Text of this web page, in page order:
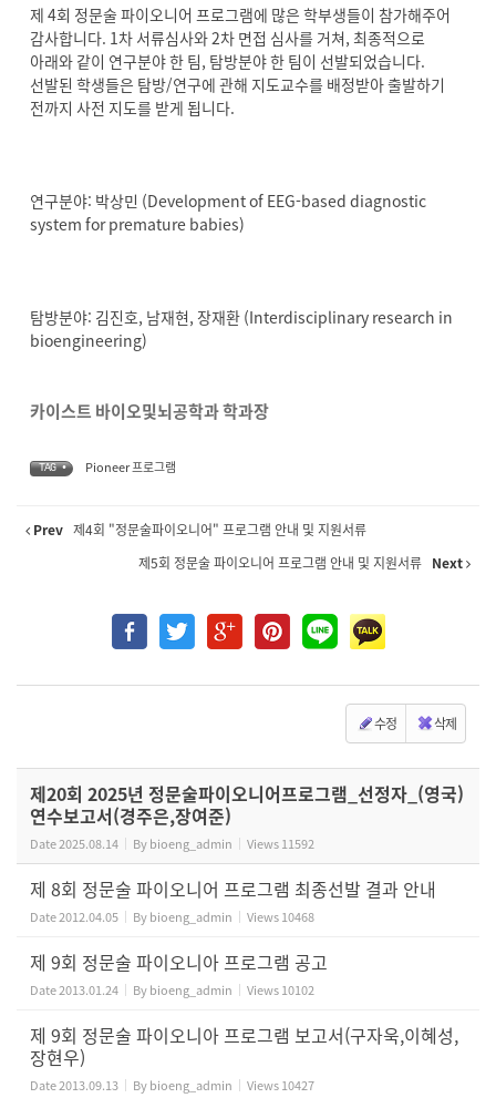
제 4회 정문술 파이오니어 프로그램에 많은 학부생들이 참가해주어
감사합니다. 1차 서류심사와 2차 면접 심사를 거쳐, 최종적으로
아래와 같이 연구분야 한 팀, 탐방분야 한 팀이 선발되었습니다.
선발된 학생들은 탐방/연구에 관해 지도교수를 배정받아 출발하기
전까지 사전 지도를 받게 됩니다.
연구분야: 박상민 (Development of EEG-based diagnostic
system for premature babies)
탐방분야: 김진호, 남재현, 장재환 (Interdisciplinary research in
bioengineering)
카이스트 바이오및뇌공학과 학과장
TAG • Pioneer 프로그램
Prev 제4회 "정문술파이오니어" 프로그램 안내 및 지원서류
제5회 정문술 파이오니어 프로그램 안내 및 지원서류 Next
수정 삭제
제20회 2025년 정문술파이오니어프로그램_선정자_(영국)
연수보고서(경주은,장여준)
Date2025.08.14 Bybioeng_admin Views11592
제 8회 정문술 파이오니어 프로그램 최종선발 결과 안내
Date2012.04.05 Bybioeng_admin Views10468
제 9회 정문술 파이오니아 프로그램 공고
Date2013.01.24 Bybioeng_admin Views10102
제 9회 정문술 파이오니아 프로그램 보고서(구자욱,이혜성,
장현우)
Date2013.09.13 Bybioeng_admin Views10427